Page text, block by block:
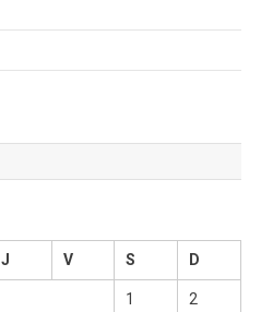
J V S D
1 2